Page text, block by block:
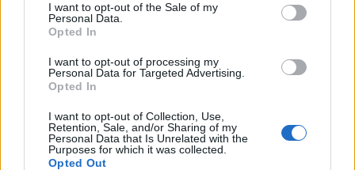
I want to opt-out of the Sale of my
Personal Data.
Opted In
I want to opt-out of processing my
Personal Data for Targeted Advertising.
Opted In
I want to opt-out of Collection, Use,
Retention, Sale, and/or Sharing of my
Personal Data that Is Unrelated with the
Purposes for which it was collected.
Opted Out